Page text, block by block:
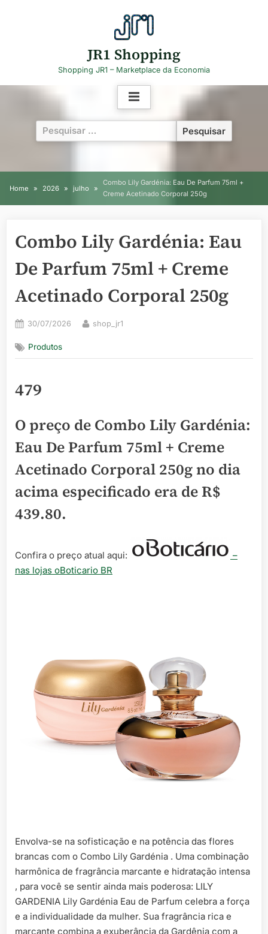
JR1 Shopping
Shopping JR1 – Marketplace da Economia
Pesquisar
por:
Home 2026 julho
Combo Lily Gardénia: Eau De Parfum 75ml +
Creme Acetinado Corporal 250g
Combo Lily Gardénia: Eau
De Parfum 75ml + Creme
Acetinado Corporal 250g
Posted
30/07/2026 By
shop_jr1
Produtos
479
O preço de Combo Lily Gardénia:
Eau De Parfum 75ml + Creme
Acetinado Corporal 250g no dia
acima especificado era deR$
439.80.
Confira o preço atual aqui:
–
nas lojas oBoticario BR
Envolva-se na sofisticação e na potência das flores
brancas com o Combo Lily Gardénia . Uma combinação
harmônica de fragrância marcante e hidratação intensa
, para você se sentir ainda mais poderosa: LILY
GARDENIA Lily Gardénia Eau de Parfum celebra a força
e a individualidade da mulher. Sua fragrância rica e
marcante combina a exuberância da Gardênia com a